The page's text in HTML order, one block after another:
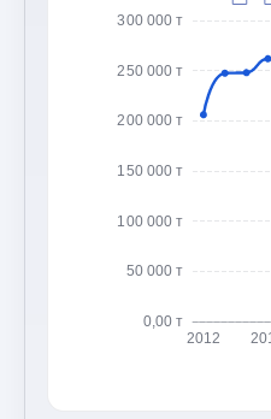
0,00 т
50 000 т
100 000 т
150 000 т
200 000 т
250 000 т
300 000 т
2012